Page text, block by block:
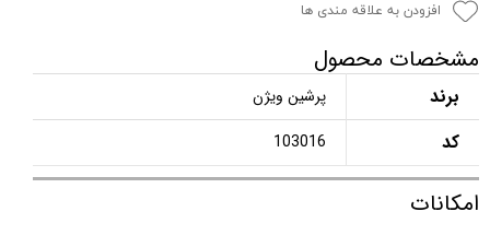
افزودن به علاقه مندی ها
مشخصات محصول
برند پرشین ویژن
کد 103016
امکانات